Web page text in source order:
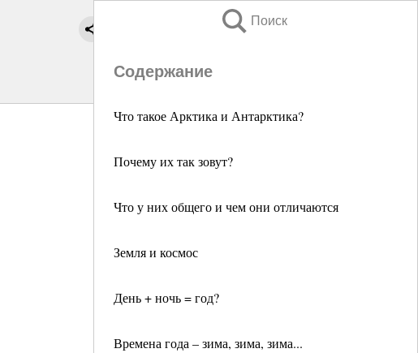
Поиск
Содержание
Что такое Арктика и Антарктика?
Почему их так зовут?
Что у них общего и чем они отличаются
Земля и космос
День + ночь = год?
Времена года – зима, зима, зима...